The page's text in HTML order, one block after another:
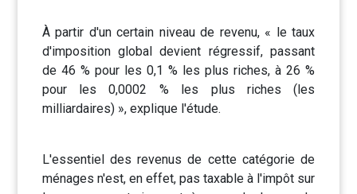
À partir d'un certain niveau de revenu, « le taux
d'imposition global devient régressif, passant
de 46 % pour les 0,1 % les plus riches, à 26 %
pour les 0,0002 % les plus riches (les
milliardaires) », explique l'étude.
L'essentiel des revenus de cette catégorie de
ménages n'est, en effet, pas taxable à l'impôt sur